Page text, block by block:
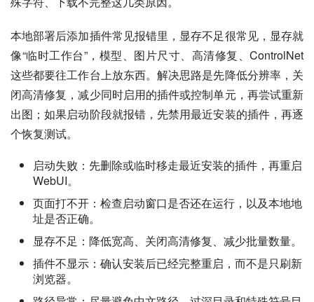
本地部署后添加插件常见报错里，显存不足很常见，显存就
像“临时工作台”，模型、图片尺寸、高清修复、ControlNet
这些都要往工作台上放东西。解决思路是先降低分辨率，关
闭高清修复，减少同时启用的插件或控制单元，再尝试重新
出图；如果启动阶段就报错，先禁用最近安装的插件，再逐
个恢复测试。
启动失败：先删除或临时移走最近安装的插件，再重启
WebUI。
页面打不开：检查启动窗口是否还在运行，以及本地地
址是否正确。
显存不足：降低宽高、关闭高清修复、减少批量数量。
插件不显示：确认安装后已经完整重启，而不是只刷新
浏览器。